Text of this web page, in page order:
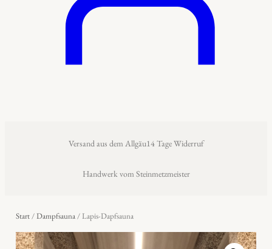
Versand aus dem Allgäu14 Tage Widerruf
Handwerk vom Steinmetzmeister
Start/Dampfsauna/ Lapis-Dapfsauna